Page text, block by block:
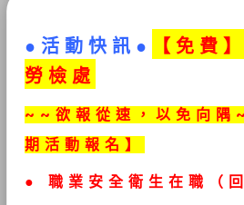
●活動快訊● 【免 費
勞檢處
~~欲報從速，以免向隅
期活動報名】
● 職業安全衛生在職（